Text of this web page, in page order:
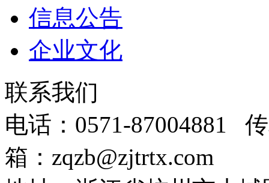
信息公告
企业文化
联系我们
电话：0571-87004881
箱：zqzb@zjtrtx.com